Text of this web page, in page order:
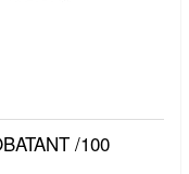
/100